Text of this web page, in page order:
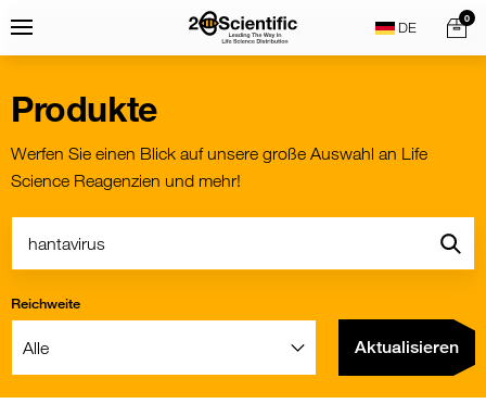
toMenu
Home
0
Produkte
Werfen Sie einen Blick auf unsere große Auswahl an Life
Science Reagenzien und mehr!
Go
Reichweite
Aktualisieren